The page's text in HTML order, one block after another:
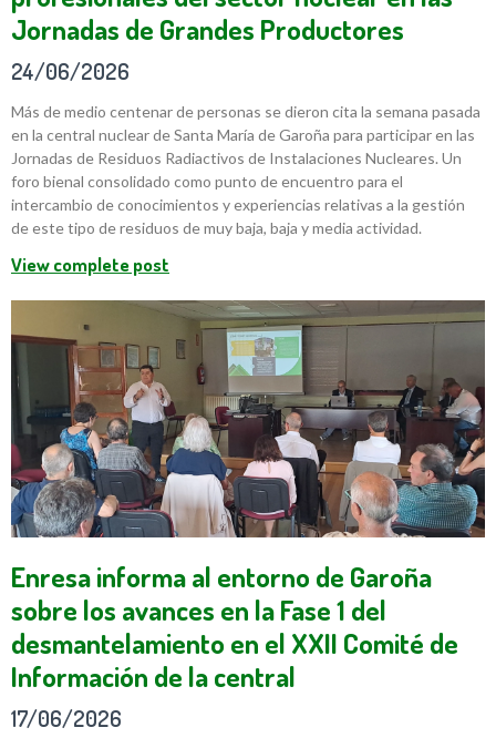
Jornadas de Grandes Productores
24/06/2026
Más de medio centenar de personas se dieron cita la semana pasada
en la central nuclear de Santa María de Garoña para participar en las
Jornadas de Residuos Radiactivos de Instalaciones Nucleares. Un
foro bienal consolidado como punto de encuentro para el
intercambio de conocimientos y experiencias relativas a la gestión
de este tipo de residuos de muy baja, baja y media actividad.
View complete post
Enresa informa al entorno de Garoña
sobre los avances en la Fase 1 del
desmantelamiento en el XXII Comité de
Información de la central
17/06/2026